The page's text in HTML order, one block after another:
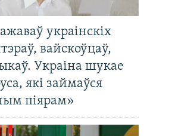
украінскіх
вайскоўцаў,
Украіна шукае
які займаўся
піярам»